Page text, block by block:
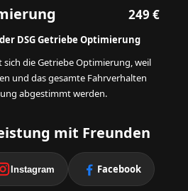
249 €
DSG Getriebe Optimierung
sich die Getriebe Optimierung, weil
und das gesamte Fahrverhalten
abgestimmt werden.
mit Freunden
Instagram Facebook